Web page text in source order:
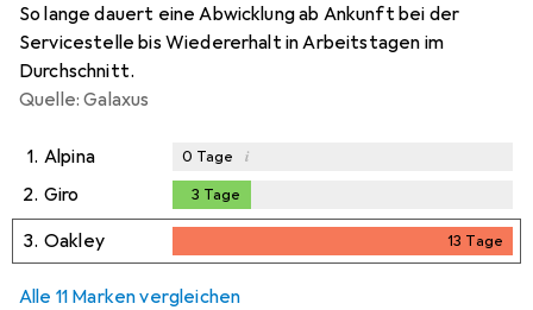
So lange dauert eine Abwicklung ab Ankunft bei der
Servicestelle bis Wiedererhalt in Arbeitstagen im
Durchschnitt.
Quelle: Galaxus
1. Alpina 0 Tage i
2. Giro 3 Tage
3. Oakley 13 Tage
13Tage
Alle 11 Marken vergleichen